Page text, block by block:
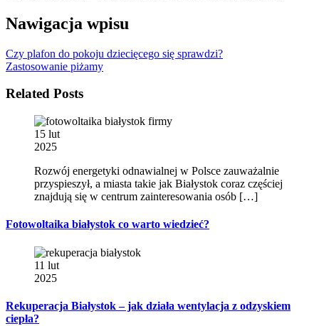
Nawigacja wpisu
Czy plafon do pokoju dziecięcego się sprawdzi?
Zastosowanie piżamy
Related Posts
15 lut
2025
Rozwój energetyki odnawialnej w Polsce zauważalnie
przyspieszył, a miasta takie jak Białystok coraz częściej
znajdują się w centrum zainteresowania osób […]
Fotowoltaika białystok co warto wiedzieć?
11 lut
2025
Rekuperacja Białystok – jak działa wentylacja z odzyskiem
ciepła?